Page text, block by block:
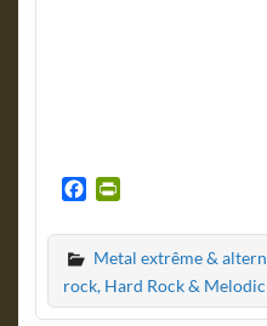
c
e
b
o
i
n
t
F
Metal extrême &
rock, Hard Rock &